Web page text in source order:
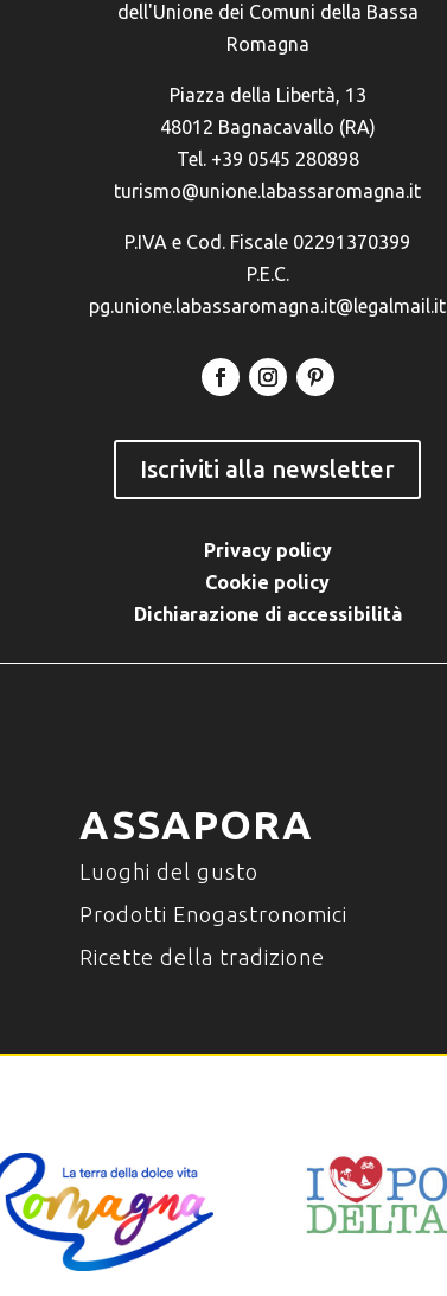
dell'Unione dei Comuni della Bassa
Romagna
Piazza della Libertà, 13
48012 Bagnacavallo (RA)
Tel. +39 0545 280898
turismo@unione.labassaromagna.it
P.IVA e Cod. Fiscale 02291370399
P.E.C.
pg.unione.labassaromagna.it@legalmail.it
Iscriviti alla newsletter
Privacy policy
Cookie policy
Dichiarazione di accessibilità
ASSAPORA
Luoghi del gusto
Prodotti Enogastronomici
Ricette della tradizione